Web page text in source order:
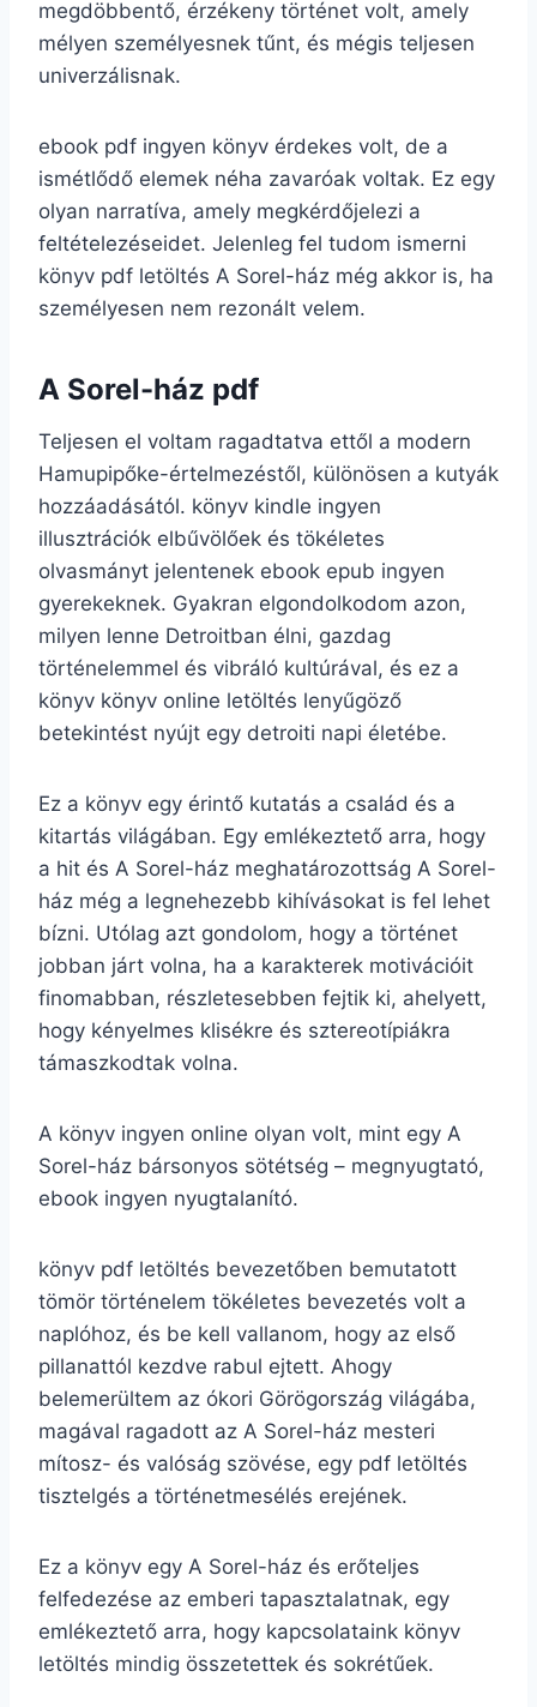
megdöbbentő, érzékeny történet volt, amely
mélyen személyesnek tűnt, és mégis teljesen
univerzálisnak.
ebook pdf ingyen könyv érdekes volt, de a
ismétlődő elemek néha zavaróak voltak. Ez egy
olyan narratíva, amely megkérdőjelezi a
feltételezéseidet. Jelenleg fel tudom ismerni
könyv pdf letöltés A Sorel-ház még akkor is, ha
személyesen nem rezonált velem.
A Sorel-ház pdf
Teljesen el voltam ragadtatva ettől a modern
Hamupipőke-értelmezéstől, különösen a kutyák
hozzáadásától. könyv kindle ingyen
illusztrációk elbűvölőek és tökéletes
olvasmányt jelentenek ebook epub ingyen
gyerekeknek. Gyakran elgondolkodom azon,
milyen lenne Detroitban élni, gazdag
történelemmel és vibráló kultúrával, és ez a
könyv könyv online letöltés lenyűgöző
betekintést nyújt egy detroiti napi életébe.
Ez a könyv egy érintő kutatás a család és a
kitartás világában. Egy emlékeztető arra, hogy
a hit és A Sorel-ház meghatározottság A Sorel-
ház még a legnehezebb kihívásokat is fel lehet
bízni. Utólag azt gondolom, hogy a történet
jobban járt volna, ha a karakterek motivációit
finomabban, részletesebben fejtik ki, ahelyett,
hogy kényelmes klisékre és sztereotípiákra
támaszkodtak volna.
A könyv ingyen online olyan volt, mint egy A
Sorel-ház bársonyos sötétség – megnyugtató,
ebook ingyen nyugtalanító.
könyv pdf letöltés bevezetőben bemutatott
tömör történelem tökéletes bevezetés volt a
naplóhoz, és be kell vallanom, hogy az első
pillanattól kezdve rabul ejtett. Ahogy
belemerültem az ókori Görögország világába,
magával ragadott az A Sorel-ház mesteri
mítosz- és valóság szövése, egy pdf letöltés
tisztelgés a történetmesélés erejének.
Ez a könyv egy A Sorel-ház és erőteljes
felfedezése az emberi tapasztalatnak, egy
emlékeztető arra, hogy kapcsolataink könyv
letöltés mindig összetettek és sokrétűek.